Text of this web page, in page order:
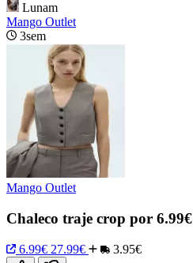
Lunam
Mango Outlet
3sem
Mango Outlet
Chaleco traje crop por 6.99€
6.99€ 27.99€ 3.95€